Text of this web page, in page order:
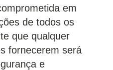
em
de todos os
que qualquer
fornecerem será
e